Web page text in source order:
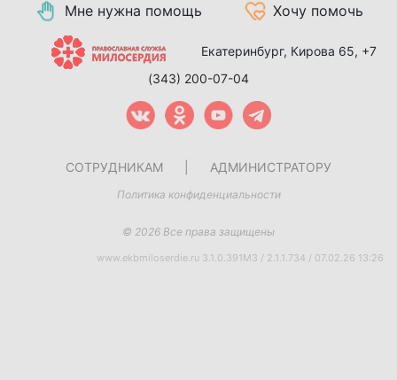
Мне нужна помощь Хочу помочь
Екатеринбург, Кирова 65, +7
(343) 200-07-04
СОТРУДНИКАМ АДМИНИСТРАТОРУ
Политика конфиденциальности
© 2026 Все права защищены
www.ekbmiloserdie.ru 3.1.0.391M3 / 2.1.1.734 / 07.02.26 13:26